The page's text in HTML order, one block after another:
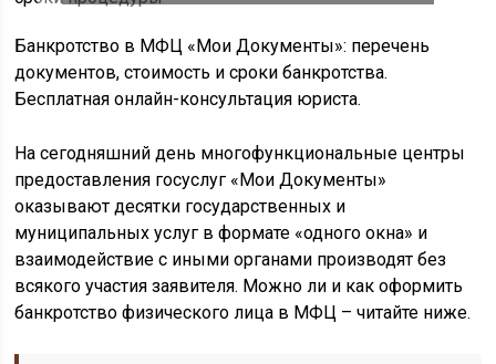
процедуры
Банкротство в МФЦ «Мои Документы»: перечень
документов, стоимость и сроки банкротства.
Бесплатная онлайн-консультация юриста.
На сегодняшний день многофункциональные центры
предоставления госуслуг «Мои Документы»
оказывают десятки государственных и
муниципальных услуг в формате «одного окна» и
взаимодействие с иными органами производят без
всякого участия заявителя. Можно ли и как оформить
банкротство физического лица в МФЦ – читайте ниже.